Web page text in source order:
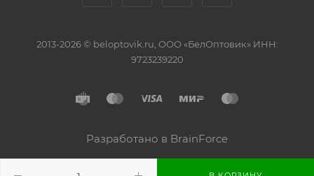
2013-2026 © beloptovik.ru, ООО «БелОптовик» ИНН:
9723239220
Разработано в BrainForce